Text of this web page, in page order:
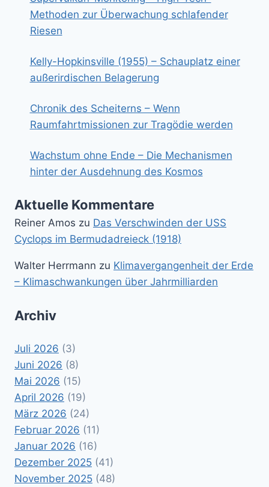
Methoden zur Überwachung schlafender
Riesen
Kelly-Hopkinsville (1955) – Schauplatz einer
außerirdischen Belagerung
Chronik des Scheiterns – Wenn
Raumfahrtmissionen zur Tragödie werden
Wachstum ohne Ende – Die Mechanismen
hinter der Ausdehnung des Kosmos
Aktuelle Kommentare
Reiner Amos zu Das Verschwinden der USS
Cyclops im Bermudadreieck (1918)
Walter Herrmann zu Klimavergangenheit der Erde
– Klimaschwankungen über Jahrmilliarden
Archiv
Juli 2026 (3)
Juni 2026 (8)
Mai 2026 (15)
April 2026 (19)
März 2026 (24)
Februar 2026 (11)
Januar 2026 (16)
Dezember 2025 (41)
November 2025 (48)